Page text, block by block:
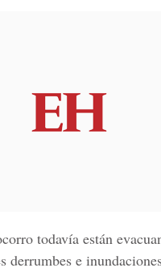
todavía están
derrumbes e